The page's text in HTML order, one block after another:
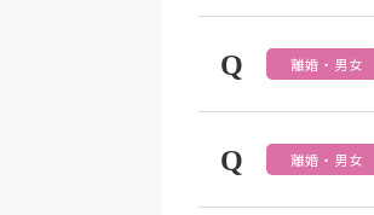
Q 離婚・男女
Q 離婚・男女